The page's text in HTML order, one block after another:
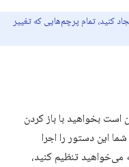
کنید، تمام پرچم‌هایی که تغییر
بخواهید با باز کردن
این دستور را اجرا
می‌خواهید تنظیم کنید،